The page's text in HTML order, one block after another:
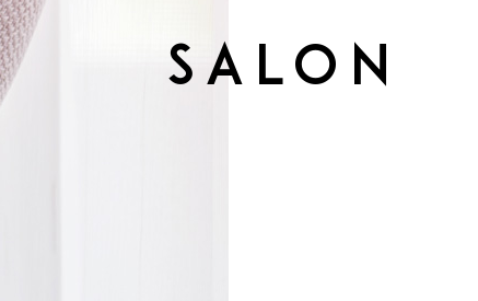
Salon